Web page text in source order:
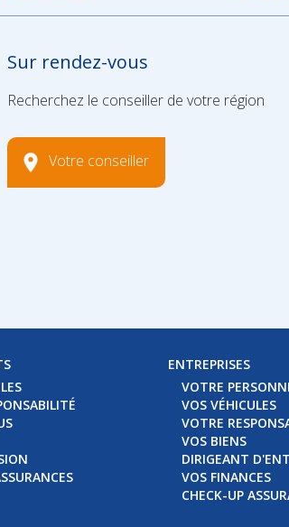
Sur rendez-vous
Recherchez le conseiller de votre région
Votre conseiller
ENTREPRISES
VOTRE
VOS VÉHICULES
VOTRE
VOS BIENS
DIRIGEANT
VOS FINANCES
CHECK-UP